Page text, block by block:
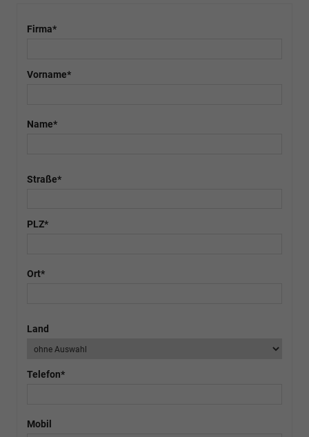
Firma*
Vorname*
Name*
Straße*
PLZ*
Ort*
Land
Telefon*
Mobil